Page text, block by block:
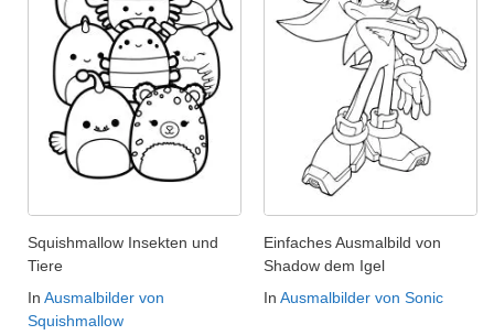
Squishmallow Insekten und
Tiere
In Ausmalbilder von
Squishmallow
Einfaches Ausmalbild von
Shadow dem Igel
In Ausmalbilder von Sonic